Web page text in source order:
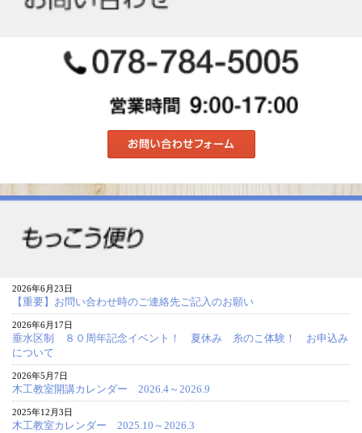
2026年6月23日
【重要】お問い合わせ時のご連絡先ご記入のお願い
2026年6月17日
垂水区制 ８０周年記念イベント！ 夏休み 糸のこ体験！ お申込み
について
2026年5月7日
木工教室開講カレンダー 2026.4～2026.9
2025年12月3日
木工教室カレンダー 2025.10～2026.3